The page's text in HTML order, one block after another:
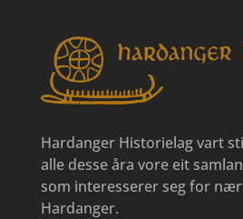
Hardanger Historielag vart
alle desse åra vore eit
som interesserer seg for
Hardanger.